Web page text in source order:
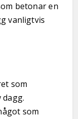
betonar en
vanligtvis
som
som